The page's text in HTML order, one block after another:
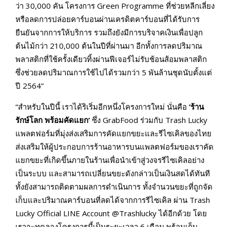
ว่า 30,000 คัน โครงการ Green Programme ที่ช่วยหลีกเลี่ยง
หรือลดการปล่อยคาร์บอนผ่านเครดิตคาร์บอนที่ได้รับการ
ยืนยันจากการให้บริการ รวมถึงยังมีการบริจาคเงินเพื่อปลูก
ต้นไม้กว่า 210,000 ต้นในปีที่ผ่านมา อีกทั้งการลดปริมาณ
พลาสติกที่ใช้ครั้งเดียวทิ้งผ่านฟีเจอร์ไม่รับช้อนส้อมพลาสติก
ซึ่งช่วยลดปริมาณการใช้ไปได้รวมกว่า 5 พันล้านชุดนับตั้งแต่
ปี 2564”
“สำหรับในปีนี้ เราได้ริเริ่มอีกหนึ่งโครงการใหม่ นั่นคือ ‘ร้าน
รักษ์โลก พร้อมคัดแยก’ ซึ่ง GrabFood ร่วมกับ Trash Lucky
แพลตฟอร์มที่มุ่งส่งเสริมการคัดแยกขยะและรีไซเคิลของไทย
ส่งเสริมให้ผู้ประกอบการร้านอาหารบนแพลตฟอร์มของเราคัด
แยกขยะที่เกิดขึ้นภายในร้านเพื่อนำเข้าสู่วงจรรีไซเคิลอย่าง
เป็นระบบ และสามารถเปลี่ยนขยะดังกล่าวเป็นเงินสดได้ทันที
ทั้งยังสามารถติดตามผลการดำเนินการ ทั้งจำนวนขยะที่ถูกจัด
เก็บและปริมาณคาร์บอนที่ลดได้จากการรีไซเคิล ผ่าน Trash
Lucky Official LINE Account @Trashlucky ได้อีกด้วย โดย